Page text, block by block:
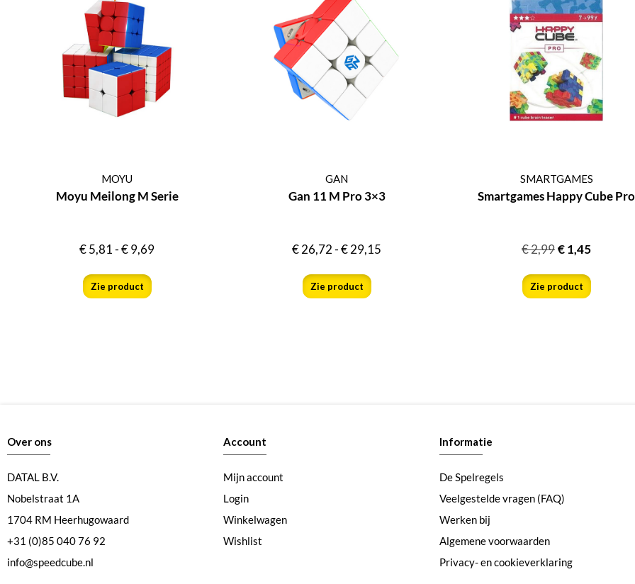
MOYU
Moyu Meilong M Serie
€5,81-€9,69
Zie product
GAN
Gan 11 M Pro 3×3
€26,72-€29,15
Zie product
SMARTGAMES
Smartgames Happy Cube Pro
€2,99€1,45
Zie product
Over ons
DATAL B.V.
Nobelstraat 1A
1704 RM Heerhugowaard
+31 (0)85 040 76 92
info@speedcube.nl
Account
Mijn account
Login
Winkelwagen
Wishlist
Informatie
De Spelregels
Veelgestelde vragen (FAQ)
Werken bij
Algemene voorwaarden
Privacy- en cookieverklaring